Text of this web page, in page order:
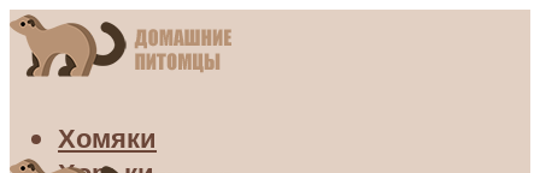
Хомяки